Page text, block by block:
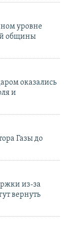
уровне
общины
оказались
и
Газы до
из-за
вернуть